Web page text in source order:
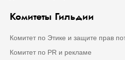
Комитеты Гильдии
Комитет по Этике и защите прав
Комитет по PR и рекламе